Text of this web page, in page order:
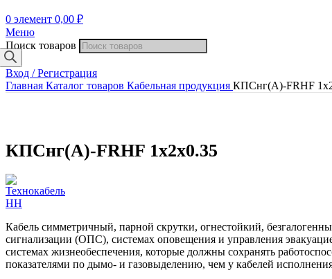
0 элемент 0,00 ₽
Меню
Поиск товаров
Вход / Регистрация
Главная Каталог товаров Кабельная продукция КПСнг(А)-FRHF
КПСнг(А)-FRHF 1х2х0.35
Кабель симметричный, парной скрутки, огнестойкий,
сигнализации (ОПС), системах оповещения и управления
системах жизнеобеспечения, которые должны сохранять
показателями по дымо- и газовыделению, чем у кабелей